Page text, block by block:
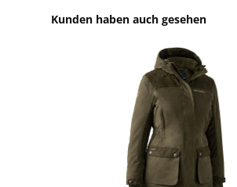
Produktgalerie überspringen
Kunden haben auch gesehen